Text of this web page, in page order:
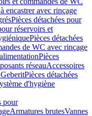
encastrer avec rinçage
Pièces détachées pour
réservoirs et
Pièces détachées
de WC avec rinçage
Pièces
réseauAccessoires
Pièces détachées
d'hygiène
pour
Armatures brutesVannes